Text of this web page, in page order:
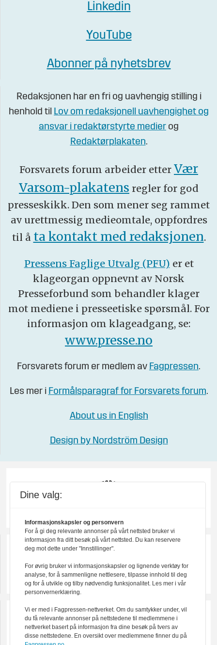
Linkedin
YouTube
Abonner på nyhetsbrev
Redaksjonen har en fri og uavhengig stilling i
henhold til Lov om redaksjonell uavhengighet og
ansvar i redaktørstyrte medier og
Redaktørplakaten.
Forsvarets forum arbeider etter Vær
Varsom-plakatens regler for god
presseskikk. Den som mener seg rammet
av urettmessig medieomtale, oppfordres
til å ta kontakt med redaksjonen.
Pressens Faglige Utvalg (PFU) er et
klageorgan oppnevnt av Norsk
Presseforbund som behandler klager
mot mediene i presseetiske spørsmål. For
informasjon om klageadgang, se:
www.presse.no
Forsvarets forum er medlem av Fagpressen.
Les mer i Formålsparagraf for Forsvarets forum.
About us in English
Design by Nordström Design
Dine valg:
Informasjonskapsler og personvern
For å gi deg relevante annonser på vårt nettsted bruker vi
informasjon fra ditt besøk på vårt nettsted. Du kan reservere
deg mot dette under "Innstillinger".
For øvrig bruker vi informasjonskapsler og lignende verktøy for
analyse, for å sammenligne nettlesere, tilpasse innhold til deg
og for å utvikle og tilby nødvendig funksjonalitet. Les mer i vår
personvernerklæring.
Vi er med i Fagpressen-nettverket. Om du samtykker under, vil
du få relevante annonser på nettstedene til medlemmene i
nettverket basert på informasjon fra dine besøk på tvers av
disse nettstedene. En oversikt over medlemmene finner du på